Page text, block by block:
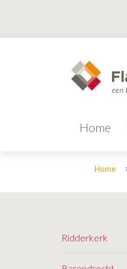
Home
Home
Ridderkerk